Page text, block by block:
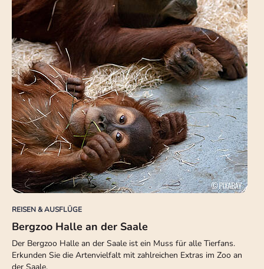
REISEN & AUSFLÜGE
Bergzoo Halle an der Saale
Der Bergzoo Halle an der Saale ist ein Muss für alle Tierfans.
Erkunden Sie die Artenvielfalt mit zahlreichen Extras im Zoo an